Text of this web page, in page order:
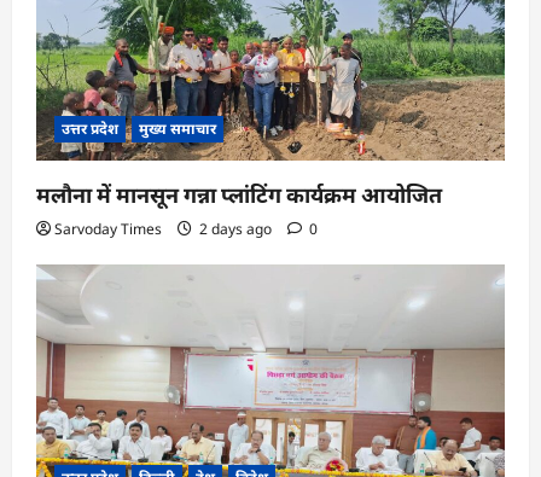
उत्तर प्रदेश मुख्य समाचार
मलौना में मानसून गन्ना प्लांटिंग कार्यक्रम आयोजित
Sarvoday Times 2 days ago 0